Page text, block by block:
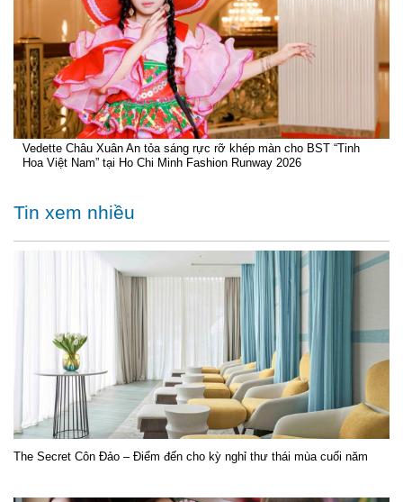
Vedette Châu Xuân An tỏa sáng rực rỡ khép màn cho BST “Tinh
Hoa Việt Nam” tại Ho Chi Minh Fashion Runway 2026
Tin xem nhiều
The Secret Côn Đảo – Điểm đến cho kỳ nghỉ thư thái mùa cuối năm